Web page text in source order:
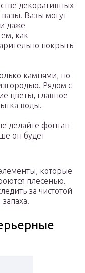
декоративных
Вазы могут
даже
как
покрыть
камнями, но
Рядом с
цветы, главное
воды.
делайте фонтан
он будет
которые
плесенью.
за чистотой